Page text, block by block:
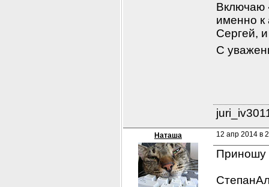
Включаю
именно
Сергей,
С
Наташа 12 апр 2014 в
Приношу